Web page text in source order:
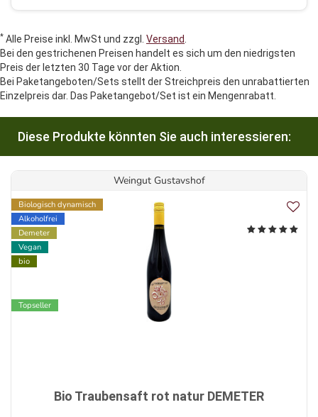
* Alle Preise inkl. MwSt und zzgl. Versand
Bei den gestrichenen Preisen handelt es sich um den niedrigsten
Preis der letzten 30 Tage vor der Aktion.
Bei Paketangeboten/Sets stellt der Streichpreis den unrabattierten
Einzelpreis dar. Das Paketangebot/Set ist ein Mengenrabatt.
Diese Produkte könnten Sie auch interessieren:
Weingut Gustavshof
Biologisch dynamisch
Alkoholfrei
Demeter
Vegan
bio
Topseller
Bio Traubensaft rot natur DEMETER